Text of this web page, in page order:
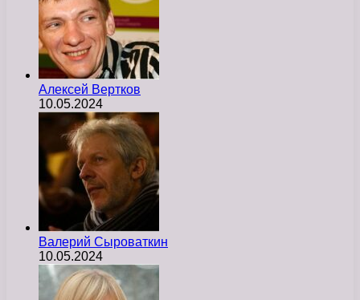
Алексей Вертков
10.05.2024
Валерий Сыроваткин
10.05.2024